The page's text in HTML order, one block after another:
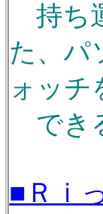
持ち
た、パ
ォッチ
でき
■Ｒｉ